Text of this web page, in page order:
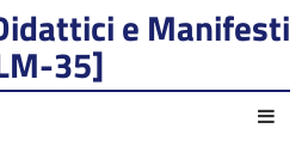
e Manifesti
35]